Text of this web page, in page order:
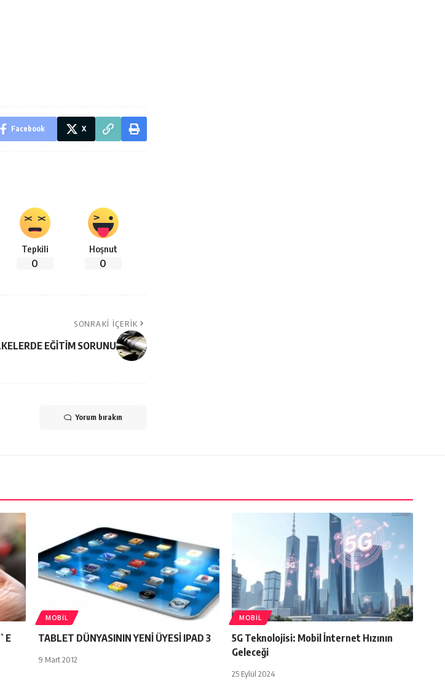
Facebook X
Tepkili
0
Hoşnut
0
SONRAKI İÇERIK
EĞİTİM SORUNU
Yorum bırakın
MOBIL
TABLET DÜNYASININ YENİ ÜYESİ IPAD 3
9 Mart 2012
MOBIL
5G Teknolojisi: Mobil İnternet Hızının
Geleceği
25 Eylül 2024